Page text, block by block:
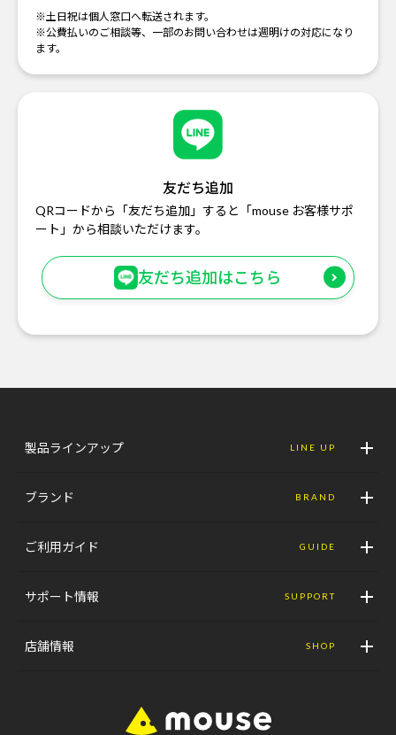
※土日祝は個人窓口へ転送されます。
※公費払いのご相談等、一部のお問い合わせは週明けの対応になり
ます。
友だち追加
QRコードから「友だち追加」すると「mouse お客様サポ
ート」から相談いただけます。
友だち追加はこちら
製品ラインアップ LINE UP
ブランド BRAND
ご利用ガイド GUIDE
サポート情報 SUPPORT
店舗情報 SHOP